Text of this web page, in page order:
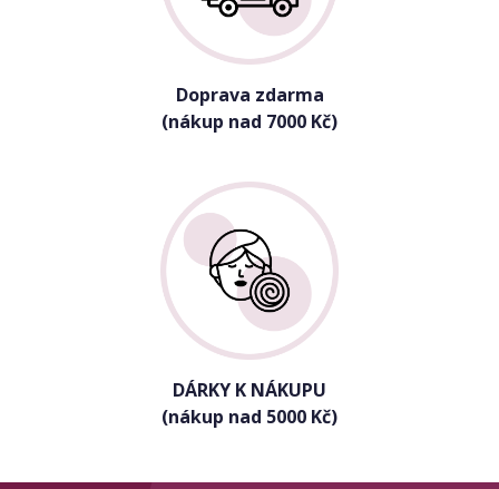
Doprava zdarma
(nákup nad 7000 Kč)
DÁRKY K NÁKUPU
(nákup nad 5000 Kč)